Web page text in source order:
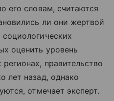
его словам, считаются
ли они жертвой
оценить уровень
правительство
лет назад, однако
отмечает эксперт.